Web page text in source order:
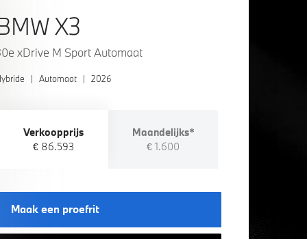
X3
xDrive M Sport Automaat
| Automaat | 2026
Verkoopprijs
€ 86.593
Maandelijks*
€ 1.600
Maak een proefrit